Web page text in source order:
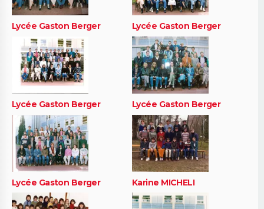
Lycée Gaston Berger Lycée Gaston Berger
Lycée Gaston Berger Lycée Gaston Berger
Lycée Gaston Berger Karine MICHELI